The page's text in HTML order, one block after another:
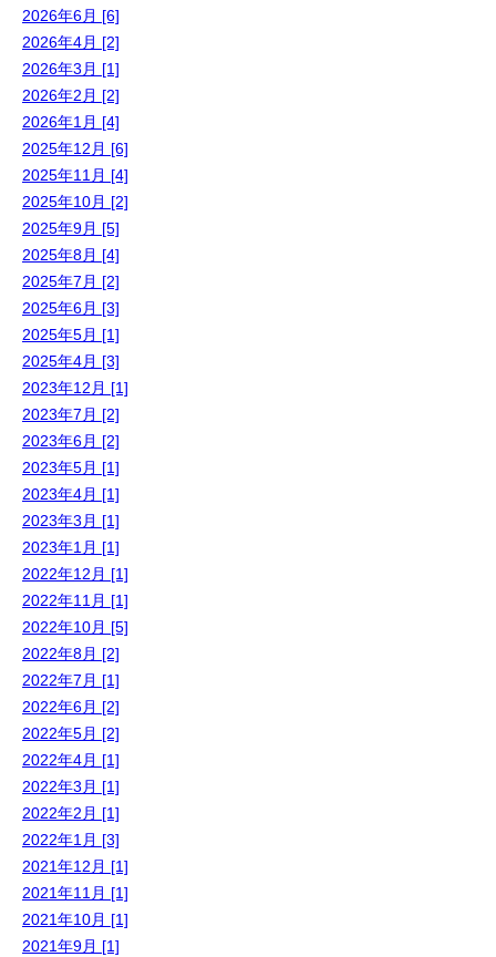
2026年6月 [6]
2026年4月 [2]
2026年3月 [1]
2026年2月 [2]
2026年1月 [4]
2025年12月 [6]
2025年11月 [4]
2025年10月 [2]
2025年9月 [5]
2025年8月 [4]
2025年7月 [2]
2025年6月 [3]
2025年5月 [1]
2025年4月 [3]
2023年12月 [1]
2023年7月 [2]
2023年6月 [2]
2023年5月 [1]
2023年4月 [1]
2023年3月 [1]
2023年1月 [1]
2022年12月 [1]
2022年11月 [1]
2022年10月 [5]
2022年8月 [2]
2022年7月 [1]
2022年6月 [2]
2022年5月 [2]
2022年4月 [1]
2022年3月 [1]
2022年2月 [1]
2022年1月 [3]
2021年12月 [1]
2021年11月 [1]
2021年10月 [1]
2021年9月 [1]